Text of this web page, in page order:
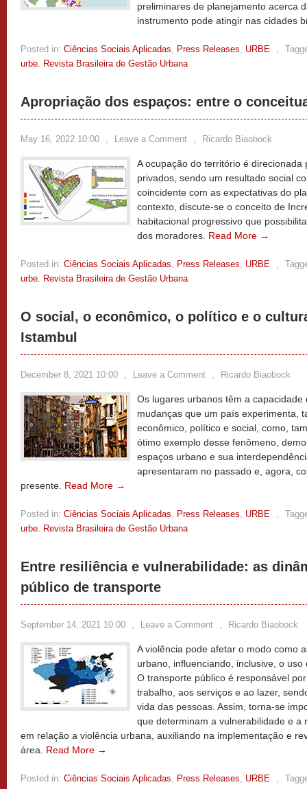
preliminares de planejamento acerca
instrumento pode atingir nas cidades
Posted in: Ciências Sociais Aplicadas, Press Releases, URBE ,
urbe. Revista Brasileira de Gestão Urbana
Apropriação dos espaços: entre o
May 16, 2022 10:00 , Leave a Comment , Ricardo Biaobock
A ocupação do território é
privados, sendo um resultado social
coincidente com as expectativas do
contexto, discute-se o conceito de
habitacional progressivo que
dos moradores. Read More →
Posted in: Ciências Sociais Aplicadas, Press Releases, URBE ,
urbe. Revista Brasileira de Gestão Urbana
O social, o econômico, o político e o
Istambul
December 8, 2021 10:00 , Leave a Comment , Ricardo Biaobock
Os lugares urbanos têm a
mudanças que um país experimenta,
econômico, político e social, como,
ótimo exemplo desse fenômeno,
espaços urbano e sua
apresentaram no passado e, agora,
presente. Read More →
Posted in: Ciências Sociais Aplicadas, Press Releases, URBE ,
urbe. Revista Brasileira de Gestão Urbana
Entre resiliência e vulnerabilidade: as
público de transporte
September 14, 2021 10:00 , Leave a Comment , Ricardo Biaobock
A violência pode afetar o modo como
urbano, influenciando, inclusive, o
O transporte público é responsável
trabalho, aos serviços e ao lazer,
vida das pessoas. Assim, torna-se
que determinam a vulnerabilidade e a
em relação a violência urbana, auxiliando na implementação e
área. Read More →
Posted in: Ciências Sociais Aplicadas, Press Releases, URBE ,